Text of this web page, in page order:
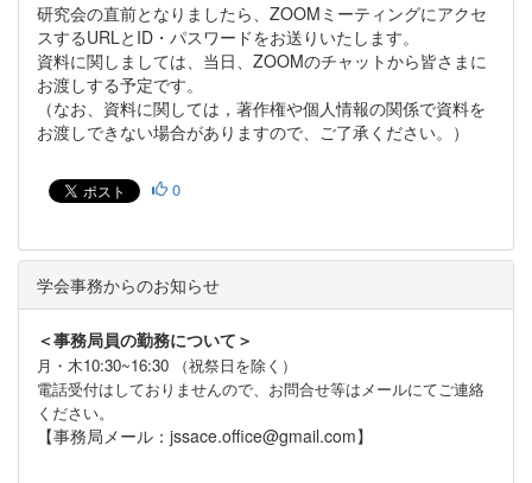
研究会の直前となりましたら、ZOOMミーティングにアクセ
スするURLとID・パスワードをお送りいたします。
資料に関しましては、当日、ZOOMのチャットから皆さまに
お渡しする予定です。
（なお、資料に関しては，著作権や個人情報の関係で資料を
お渡しできない場合がありますので、ご了承ください。）
0
学会事務からのお知らせ
＜事務局員の勤務について＞
月・木10:30~16:30 （祝祭日を除く）
電話受付はしておりませんので、お問合せ等はメールにてご連絡
ください。
【事務局メール：jssace.office@gmail.com】